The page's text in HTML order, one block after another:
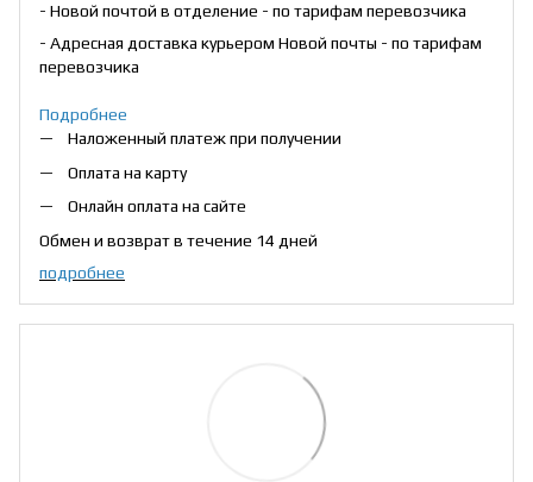
- Новой почтой в отделение - по тарифам перевозчика
- Адресная доставка курьером Новой почты - по тарифам
перевозчика
Подробнее
Наложенный платеж при получении
Оплата на карту
Онлайн оплата на сайте
Обмен и возврат в течение 14 дней
подробнее